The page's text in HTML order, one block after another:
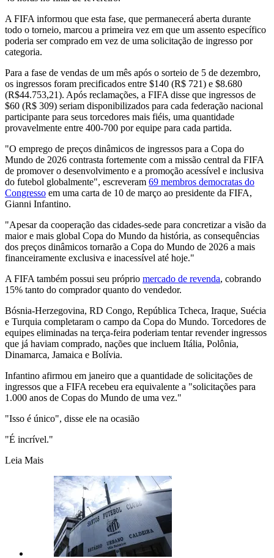
A FIFA informou que esta fase, que permanecerá aberta durante
todo o torneio, marcou a primeira vez em que um assento específico
poderia ser comprado em vez de uma solicitação de ingresso por
categoria.
Para a fase de vendas de um mês após o sorteio de 5 de dezembro,
os ingressos foram precificados entre $140 (R$ 721) e $8.680
(R$44.753,21). Após reclamações, a FIFA disse que ingressos de
$60 (R$ 309) seriam disponibilizados para cada federação nacional
participante para seus torcedores mais fiéis, uma quantidade
provavelmente entre 400-700 por equipe para cada partida.
"O emprego de preços dinâmicos de ingressos para a Copa do
Mundo de 2026 contrasta fortemente com a missão central da FIFA
de promover o desenvolvimento e a promoção acessível e inclusiva
do futebol globalmente", escreveram 69 membros democratas do
Congresso em uma carta de 10 de março ao presidente da FIFA,
Gianni Infantino.
"Apesar da cooperação das cidades-sede para concretizar a visão da
maior e mais global Copa do Mundo da história, as consequências
dos preços dinâmicos tornarão a Copa do Mundo de 2026 a mais
financeiramente exclusiva e inacessível até hoje."
A FIFA também possui seu próprio mercado de revenda, cobrando
15% tanto do comprador quanto do vendedor.
Bósnia-Herzegovina, RD Congo, República Tcheca, Iraque, Suécia
e Turquia completaram o campo da Copa do Mundo. Torcedores de
equipes eliminadas na terça-feira poderiam tentar revender ingressos
que já haviam comprado, nações que incluem Itália, Polônia,
Dinamarca, Jamaica e Bolívia.
Infantino afirmou em janeiro que a quantidade de solicitações de
ingressos que a FIFA recebeu era equivalente a "solicitações para
1.000 anos de Copas do Mundo de uma vez."
"Isso é único", disse ele na ocasião
"É incrível."
Leia Mais